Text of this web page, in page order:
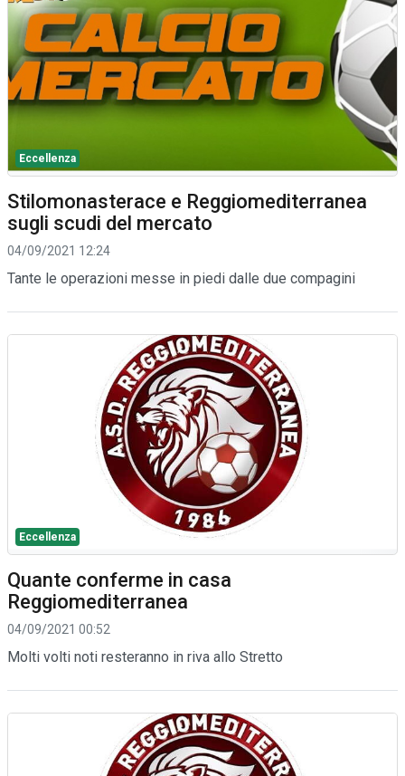
Eccellenza
Stilomonasterace e Reggiomediterranea
sugli scudi del mercato
04/09/2021 12:24
Tante le operazioni messe in piedi dalle due compagini
Eccellenza
Quante conferme in casa
Reggiomediterranea
04/09/2021 00:52
Molti volti noti resteranno in riva allo Stretto